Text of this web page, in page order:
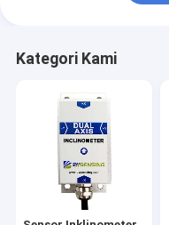
Kategori Kami